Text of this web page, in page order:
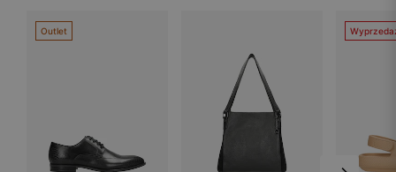
Outlet